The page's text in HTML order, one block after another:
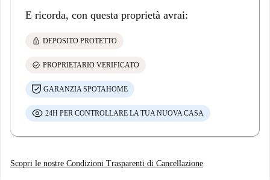
E ricorda, con questa proprietà avrai:
lock DEPOSITO PROTETTO
check_circle PROPRIETARIO VERIFICATO
GARANZIA SPOTAHOME
24H PER CONTROLLARE LA TUA NUOVA CASA
Scopri le nostre Condizioni Trasparenti di Cancellazione